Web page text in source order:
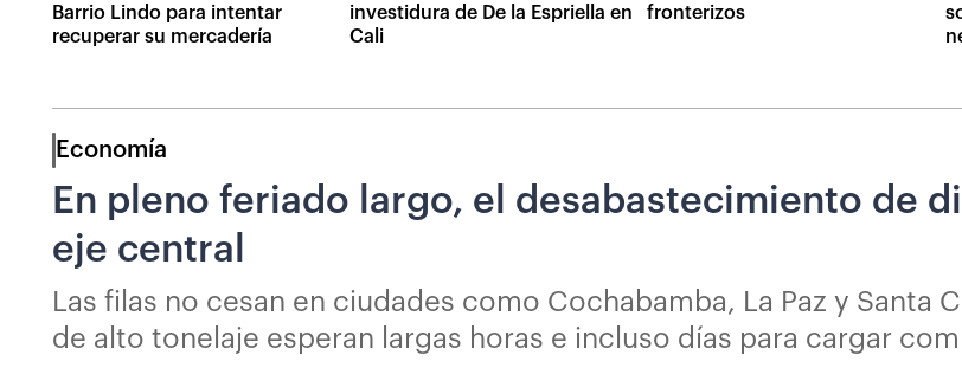
Barrio Lindo para intentar
recuperar su mercadería
investidura de De la Espriella en
Cali
fronterizos
Economía
En pleno feriado largo, el desabastecimiento de
eje central
Las filas no cesan en ciudades como Cochabamba, La Paz y
de alto tonelaje esperan largas horas e incluso días para cargar